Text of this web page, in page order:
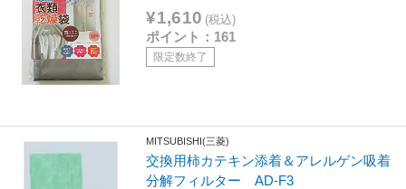
¥1,610 (税込)
ポイント：161
限定数終了
MITSUBISHI(三菱)
交換用柿カテキン添着＆アレルゲン吸着
分解フィルター AD-F3